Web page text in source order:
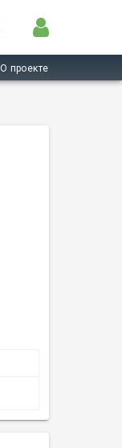
О проекте